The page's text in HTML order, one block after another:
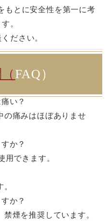
もとに安全性を第一に考
。
ださい。
FAQ）
い？
の痛みはほぼありませ
か？
できます。
か？
煙を推奨しています。